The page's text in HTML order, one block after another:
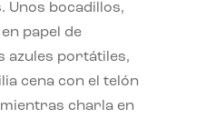
Unos bocadillos,
papel de
azules portátiles,
cena con el telón
charla en